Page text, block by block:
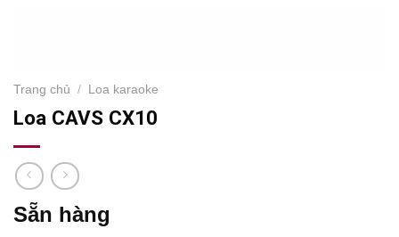
Trang chủ / Loa karaoke
Loa CAVS CX10
Sẵn hàng